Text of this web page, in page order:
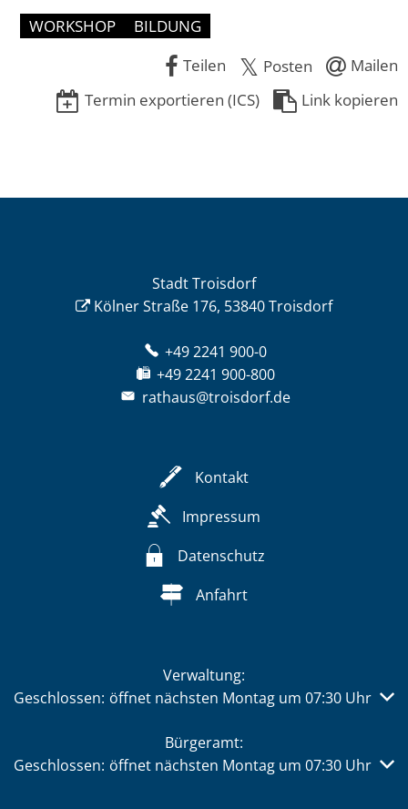
WORKSHOP
BILDUNG
Teilen
Posten
Mailen
Termin exportieren (ICS)
Link kopieren
Stadt Troisdorf
Kölner Straße 176, 53840 Troisdorf
+49 2241 900-0
+49 2241 900-800
rathaus@troisdorf.de
Kontakt
Impressum
Datenschutz
Anfahrt
Verwaltung:
Klicken, um weitere Öffnungs- oder Schließzeiten
Geschlossen: öffnet nächsten Montag um 07:30 Uhr
Bürgeramt:
Klicken, um weitere Öffnungs- oder Schließzeiten
Geschlossen: öffnet nächsten Montag um 07:30 Uhr